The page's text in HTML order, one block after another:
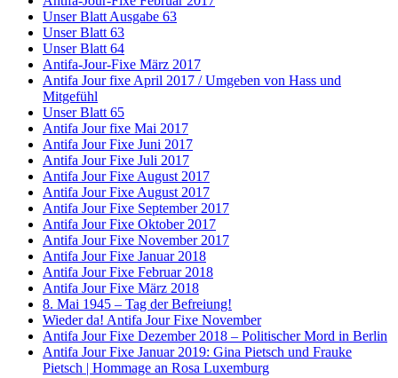
Unser Blatt Ausgabe 63
Unser Blatt 63
Unser Blatt 64
Antifa-Jour-Fixe März 2017
Antifa Jour fixe April 2017 / Umgeben von Hass und
Mitgefühl
Unser Blatt 65
Antifa Jour fixe Mai 2017
Antifa Jour Fixe Juni 2017
Antifa Jour Fixe Juli 2017
Antifa Jour Fixe August 2017
Antifa Jour Fixe August 2017
Antifa Jour Fixe September 2017
Antifa Jour Fixe Oktober 2017
Antifa Jour Fixe November 2017
Antifa Jour Fixe Januar 2018
Antifa Jour Fixe Februar 2018
Antifa Jour Fixe März 2018
8. Mai 1945 – Tag der Befreiung!
Wieder da! Antifa Jour Fixe November
Antifa Jour Fixe Dezember 2018 – Politischer Mord in Berlin
Antifa Jour Fixe Januar 2019: Gina Pietsch und Frauke
Pietsch | Hommage an Rosa Luxemburg